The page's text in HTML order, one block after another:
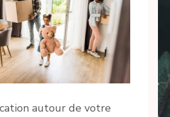
autour de votre